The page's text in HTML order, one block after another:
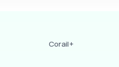
Corail+